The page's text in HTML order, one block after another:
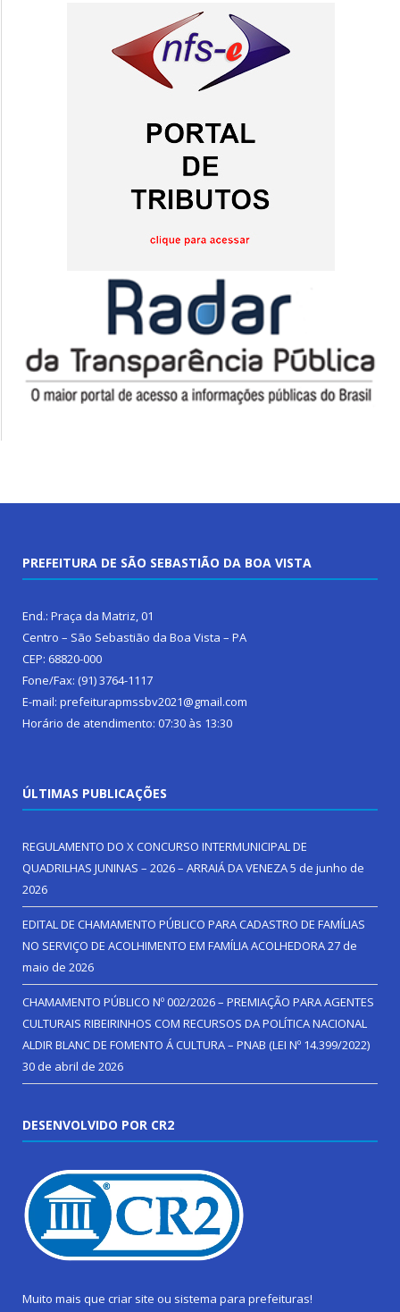
PREFEITURA DE SÃO SEBASTIÃO DA BOA VISTA
End.: Praça da Matriz, 01
Centro – São Sebastião da Boa Vista – PA
CEP: 68820-000
Fone/Fax: (91) 3764-1117
E-mail: prefeiturapmssbv2021@gmail.com
Horário de atendimento: 07:30 às 13:30
ÚLTIMAS PUBLICAÇÕES
REGULAMENTO DO X CONCURSO INTERMUNICIPAL DE
QUADRILHAS JUNINAS – 2026 – ARRAIÁ DA VENEZA5 de junho de
2026
EDITAL DE CHAMAMENTO PÚBLICO PARA CADASTRO DE FAMÍLIAS
NO SERVIÇO DE ACOLHIMENTO EM FAMÍLIA ACOLHEDORA27 de
maio de 2026
CHAMAMENTO PÚBLICO Nº 002/2026 – PREMIAÇÃO PARA AGENTES
CULTURAIS RIBEIRINHOS COM RECURSOS DA POLÍTICA NACIONAL
ALDIR BLANC DE FOMENTO Á CULTURA – PNAB (LEI Nº 14.399/2022)
30 de abril de 2026
DESENVOLVIDO POR CR2
Muito mais que criar site ou sistema para prefeituras!